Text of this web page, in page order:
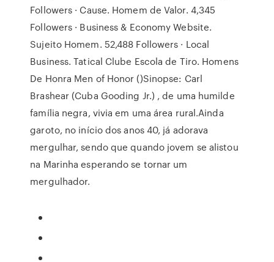
Followers · Cause. Homem de Valor. 4,345
Followers · Business & Economy Website.
Sujeito Homem. 52,488 Followers · Local
Business. Tatical Clube Escola de Tiro. Homens
De Honra Men of Honor ()Sinopse: Carl
Brashear (Cuba Gooding Jr.) , de uma humilde
família negra, vivia em uma área rural.Ainda
garoto, no início dos anos 40, já adorava
mergulhar, sendo que quando jovem se alistou
na Marinha esperando se tornar um
mergulhador.